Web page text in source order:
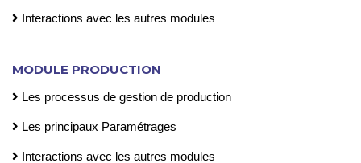
Interactions avec les autres modules
MODULE PRODUCTION
Les processus de gestion de production
Les principaux Paramétrages
Interactions avec les autres modules